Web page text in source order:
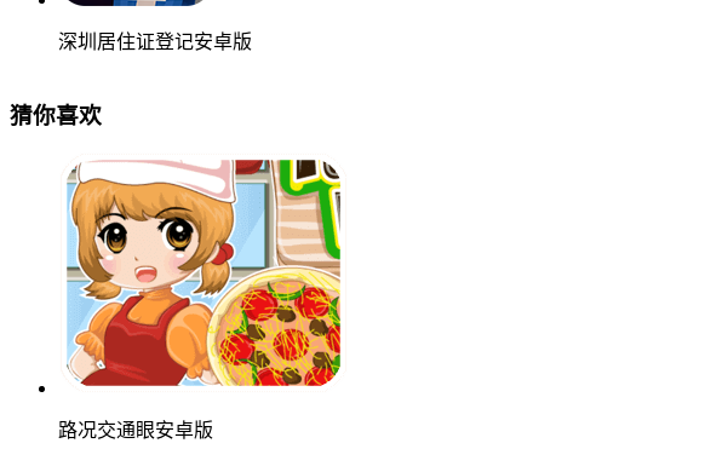
深圳居住证登记安卓版
猜你喜欢
路况交通眼安卓版